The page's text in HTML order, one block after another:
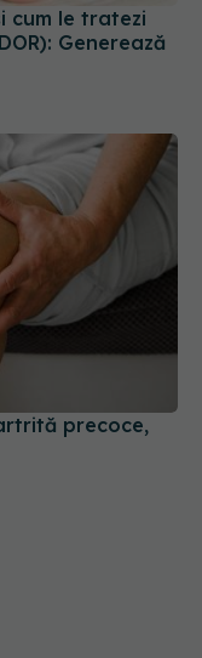
Generează
precoce,